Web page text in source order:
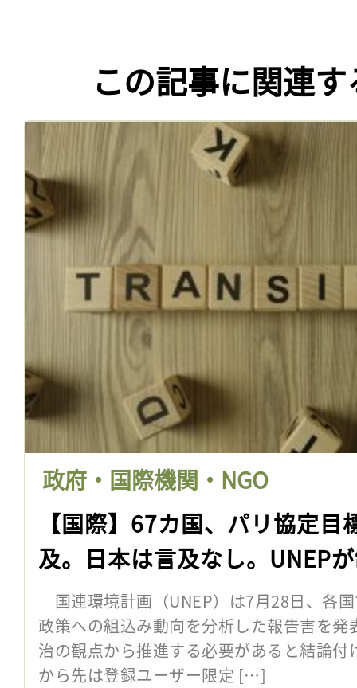
この記事に関連
政府・国際機関・NGO
【国際】67カ国、パリ協定
及。日本は言及なし。UNEP
国連環境計画（UNEP）は7月28日、各
政策への組込み動向を分析した報告書を
治の観点から推進する必要があると結論
から先は登録ユーザー限定 […]